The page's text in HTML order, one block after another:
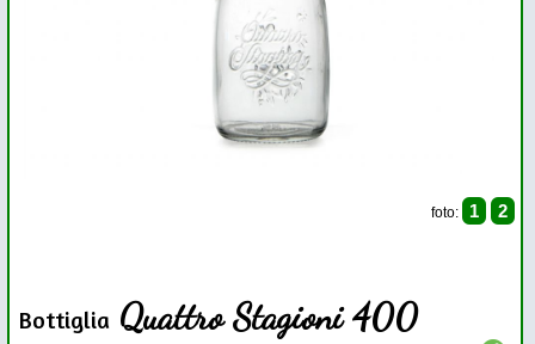
foto: 1 2
Bottiglia Quattro Stagioni 400